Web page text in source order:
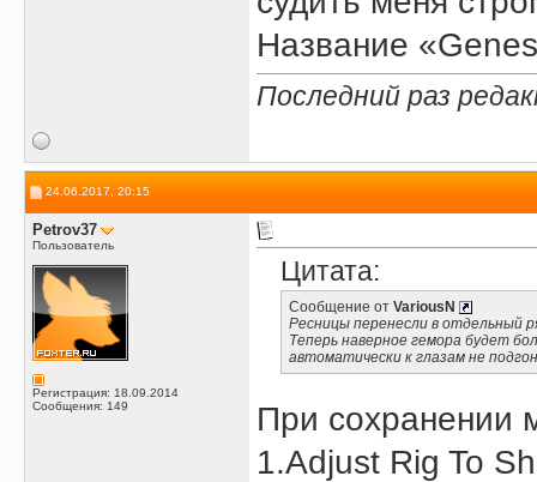
Название
Последний раз
24.06.2017, 20:15
Petrov37
Пользователь
Регистрация: 18.09.2014
Сообщения: 149
Цитата:
Сообщение от VariousN
Ресницы перенесли в отдельный
Теперь наверное гемора будет
автоматически к глазам не
При сохранении
1.Adjust Rig To